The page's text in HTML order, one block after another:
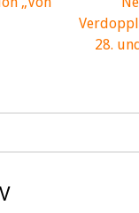
28.